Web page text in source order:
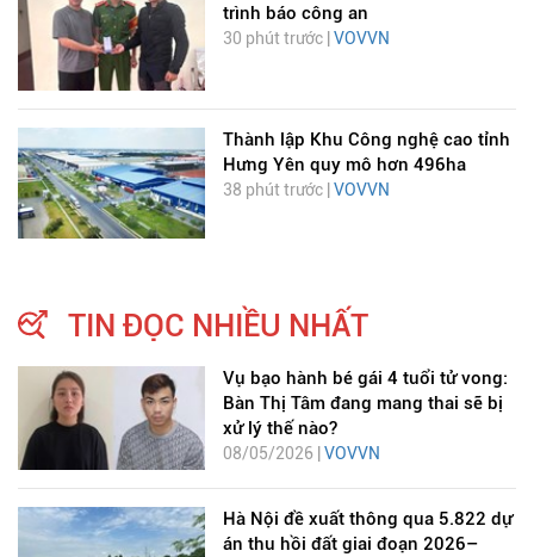
trình báo công an
30 phút trước | VOVVN
Thành lập Khu Công nghệ cao tỉnh
Hưng Yên quy mô hơn 496ha
38 phút trước | VOVVN
TIN ĐỌC NHIỀU NHẤT
Vụ bạo hành bé gái 4 tuổi tử vong:
Bàn Thị Tâm đang mang thai sẽ bị
xử lý thế nào?
08/05/2026 | VOVVN
Hà Nội đề xuất thông qua 5.822 dự
án thu hồi đất giai đoạn 2026–